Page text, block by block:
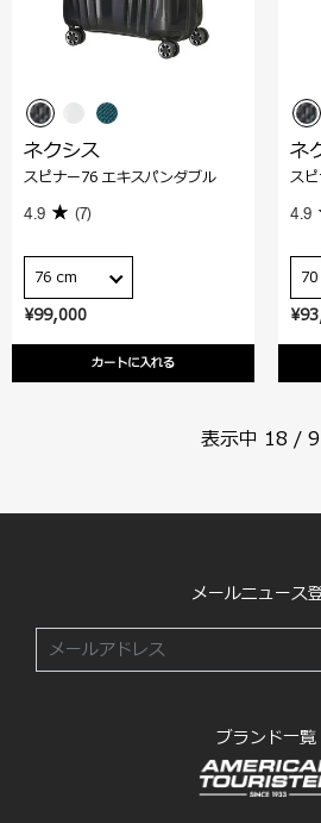
¥99,000
カートに入れる
ネクシス
スピナー76 エキスパンダブル
4.9 (7)
76 cm
ネ
ス
4.9
表示中 18 /
メールニュース
ブランド一覧